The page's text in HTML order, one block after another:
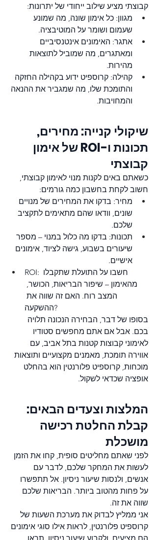
קבוצתי מציע שילוב ייחודי של יתרונות:
מגוון: כל אימון שונה, מה שמונע
שעמום ושומר על המוטיבציה.
אתגר: האימונים אינטנסיביים
ומאתגרים, מה שמוביל לתוצאות
מהירות.
קהילה: קרוספיט ידוע בקהילה החזקה
והתומכת שלו, מה שמגביר את ההנאה
והמחויבות.
שיקולי קנייה: מחירים,
תכונות ו-ROI של אימון
קבוצתי
כשאתם באים לקנות מנוי לאימון קבוצתי,
חשוב לקחת בחשבון כמה גורמים:
מחיר: בדקו את המחירים של מנויים
שונים, וודאו שהם מתאימים לתקציב
שלכם.
תכונות: בדקו מה כלול במנוי – מספר
שיעורים בשבוע, גישה לציוד, אימונים
אישיים.
ROI: חשבו על התועלת שתקבלו
מהאימון – שיפור הבריאות, הכושר,
המצב רוח. האם זה שווה את
ההשקעה?
בסופו של דבר, הבחירה הנכונה תלויה
בכם. אבל אם אתם מחפשים סטודיו
לאימוני קבוצות קטנות בתל אביב, עם
אווירה תומכת, מאמנים מקצועיים ותוצאות
מוכחות, קרוספיט פלורנטין הוא בהחלט
אופציה שכדאי לשקול.
המלצות וצעדים הבאים:
קבלת החלטת רכישה
מושכלת
לפני שאתם מחליטים סופית, קחו את הזמן
לעשות את המחקר שלכם, לדבר עם
אנשים, ולנסות שיעור ניסיון. אל תתפשרו
על פחות מהטוב ביותר. הבריאות שלכם
שווה את זה.
אני ממליץ לבדוק את מערכת השעות של
קרוספיט פלורנטין, לראות אילו סוגי אימונים